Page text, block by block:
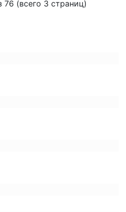
76 (всего 3 страниц)